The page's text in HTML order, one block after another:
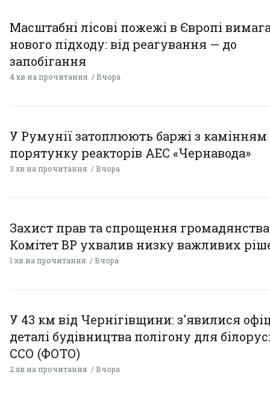
Масштабні лісові пожежі в Європі
нового підходу: від реагування — до
запобігання
4 хв на прочитання Вчора
У Румунії затоплюють баржі з
порятунку реакторів АЕС «Чернавода»
3 хв на прочитання Вчора
Захист прав та спрощення
Комітет ВР ухвалив низку важливих
1 хв на прочитання Вчора
У 43 км від Чернігівщини: з'явилися
деталі будівництва полігону для
ССО (ФОТО)
2 хв на прочитання Вчора